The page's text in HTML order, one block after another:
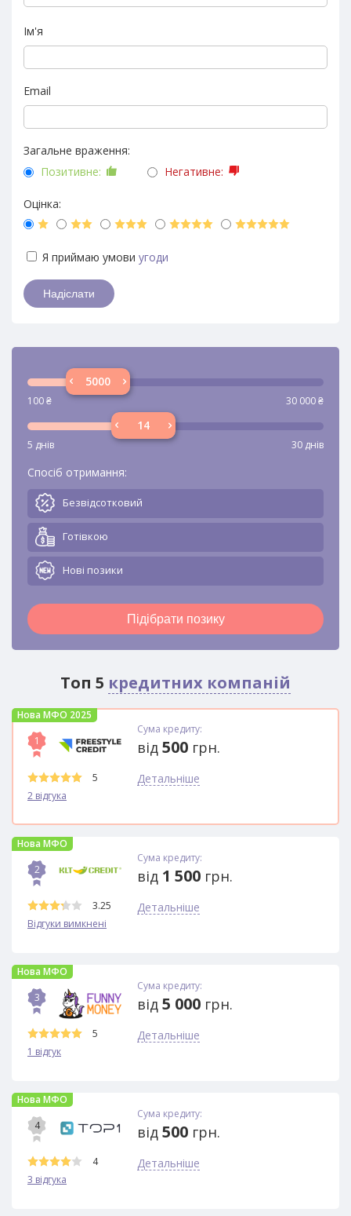
Ім'я
Email
Загальне враження:
Позитивне:
Негативне:
Оцінка:
Я приймаю умови угоди
100₴ 30 000₴
5 днів 30 днів
Спосіб отримання:
Безвідсотковий
Готівкою
Новi позики
Підібрати позику
Топ 5 кредитних компаній
Нова МФО 2025
1
5
2 відгука
Сума кредиту:
від 500 грн.
Детальніше
Нова МФО
2
3.25
Відгуки вимкнені
Сума кредиту:
від 1 500 грн.
Детальніше
Нова МФО
3
5
1 відгук
Сума кредиту:
від 5 000 грн.
Детальніше
Нова МФО
4
4
3 відгука
Сума кредиту:
від 500 грн.
Детальніше